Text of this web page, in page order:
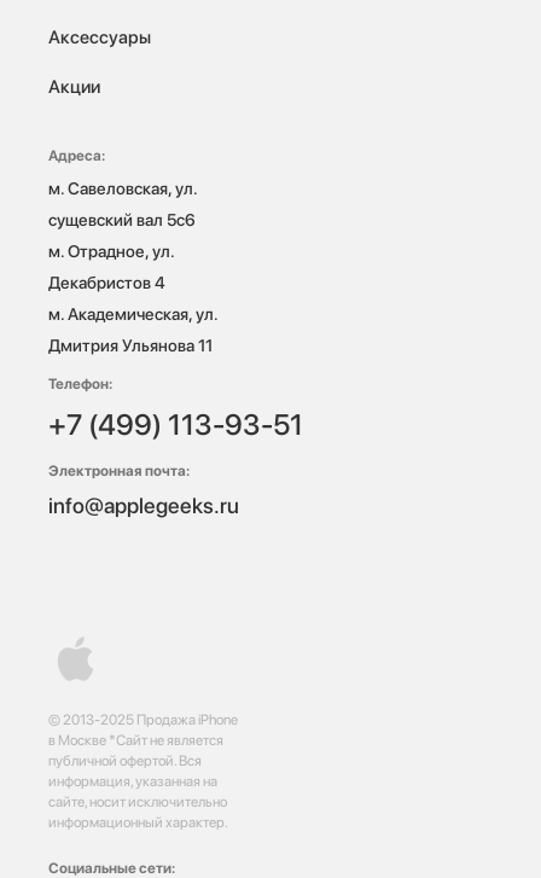
© 2013-2025 Продажа iPhone
в Москве *Сайт не является
публичной офертой. Вся
информация, указанная на
сайте, носит исключительно
информационный характер.
Социальные сети:
Аксессуары
Акции
Адреса:
м. Савеловская, ул.
сущевский вал 5с6
м. Отрадное, ул.
Декабристов 4
м. Академическая, ул.
Дмитрия Ульянова 11
Телефон:
+7 (499) 113-93-51
Электронная почта:
info@applegeeks.ru